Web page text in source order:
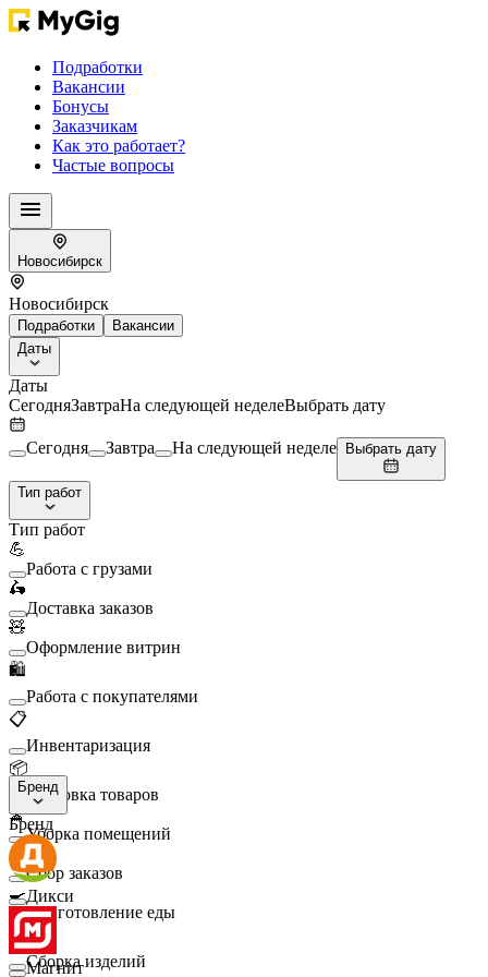
Подработки
Вакансии
Бонусы
Заказчикам
Как это работает?
Частые вопросы
Новосибирск
Новосибирск
Подработки
Вакансии
Даты
Даты
СегодняЗавтраНа следующей неделеВыбрать дату
Сегодня Завтра На следующей неделе Выбрать дату
Тип работ
Тип работ
💪
Работа с грузами
🛵
Доставка заказов
🧸
Оформление витрин
🛍️
Работа с покупателями
📋
Инвентаризация
📦
Упаковка товаров
🧹
Уборка помещений
🛒
Сбор заказов
🍳
Приготовление еды
🛠️
Сборка изделий
Бренд
Бренд
Дикси
Магнит